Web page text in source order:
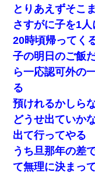
とりあえずそこ
さすがに子を1
20時頃帰ってく
子の明日のご飯
ら一応認可外の
る
預けれるかしら
どうせ出ていか
出て行ってやる
うち旦那年の差
て無理に決まっ